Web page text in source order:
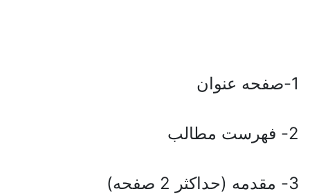
1-صفحه عنوان
2- فهرست مطالب
3- مقدمه (حداکثر 2 صفحه)